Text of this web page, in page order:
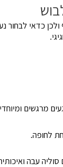
כדאי
מרגשים
לחופה.
עבה